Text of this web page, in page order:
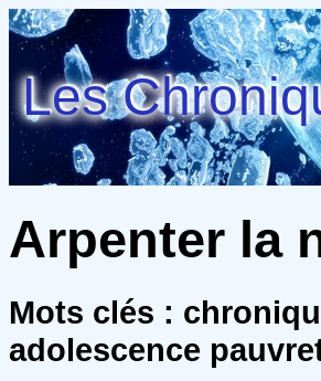
Les
Arpenter la
Mots clés :
adolescence